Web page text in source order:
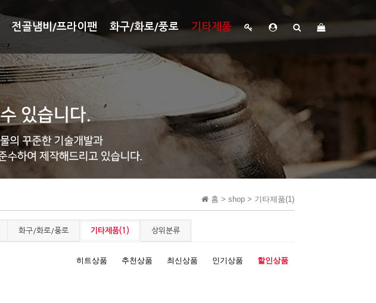
전골냄비/프라이팬 화구/화로/풍로 기타제품
홈 > shop > 기타제품(1)
화구/화로/풍로 기타제품(1) 상위분류
히트상품 추천상품 최신상품 인기상품 할인상품